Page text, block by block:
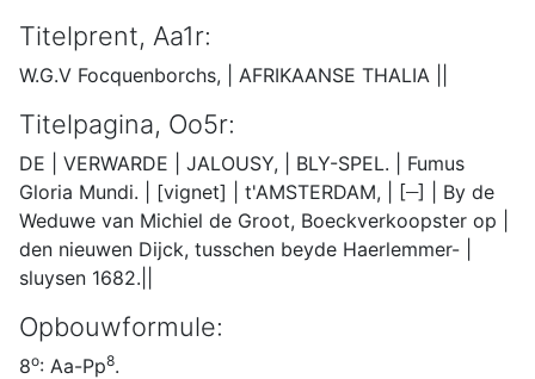
Titelprent, Aa1r:
W.G.V Focquenborchs, | AFRIKAANSE THALIA ||
Titelpagina, Oo5r:
DE | VERWARDE | JALOUSY, | BLY-SPEL. | Fumus
Gloria Mundi. | [vignet] | t'AMSTERDAM, | [ ] | By de
Weduwe van Michiel de Groot, Boeckverkoopster op |
den nieuwen Dijck, tusschen beyde Haerlemmer- |
sluysen 1682.||
Opbouwformule:
8o: Aa-Pp8.